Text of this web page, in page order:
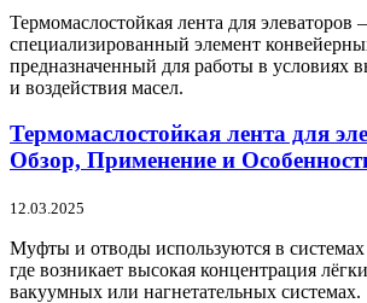
Термомаслостойкая лента для элеваторов
специализированный элемент
предназначенный для работы в условиях
и воздействия масел.
Термомаслостойкая лента для
Обзор, Применение и
12.03.2025
Муфты и отводы используются в системах
где возникает высокая концентрация
вакуумных или нагнетательных системах.